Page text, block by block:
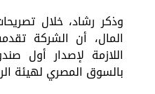
وذكر رشاد، خلال
المال، أن الشركة
اللازمة لإصدار أول
بالسوق المصري لهيئة